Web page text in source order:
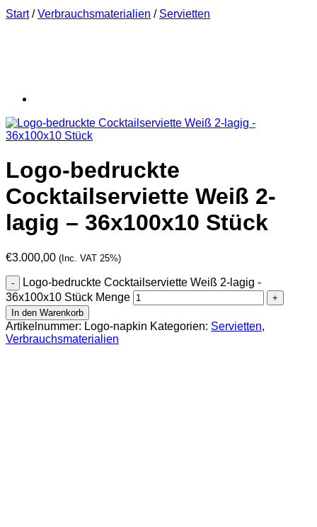
Start / Verbrauchsmaterialien / Servietten
Logo-bedruckte
Cocktailserviette Weiß 2-
lagig – 36x100x10 Stück
€3.000,00 (Inc. VAT 25%)
Logo-bedruckte Cocktailserviette Weiß 2-lagig -
36x100x10 Stück Menge
In den Warenkorb
Artikelnummer: Logo-napkin Kategorien: Servietten,
Verbrauchsmaterialien